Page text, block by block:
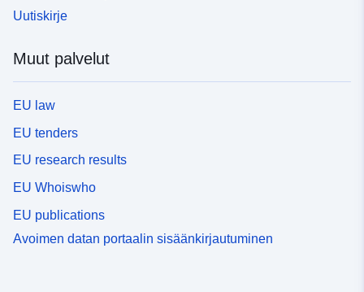
Uutiskirje
Muut palvelut
EU law
EU tenders
EU research results
EU Whoiswho
EU publications
Avoimen datan portaalin sisäänkirjautuminen